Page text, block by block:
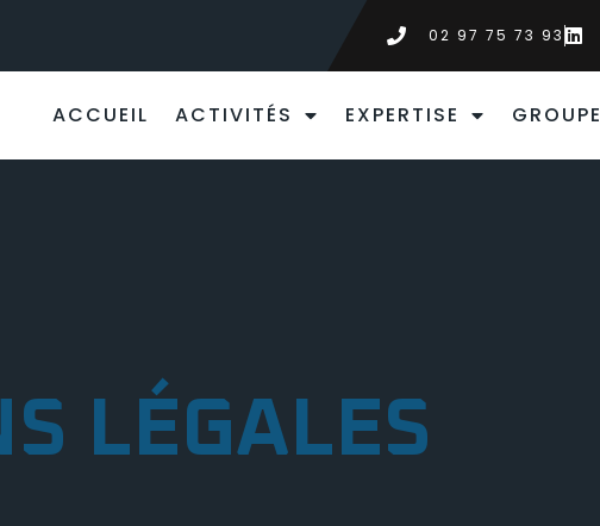
02 97 75 73 93
ACCUEIL ACTIVITÉS EXPERTISE GROUPE
LÉGALES